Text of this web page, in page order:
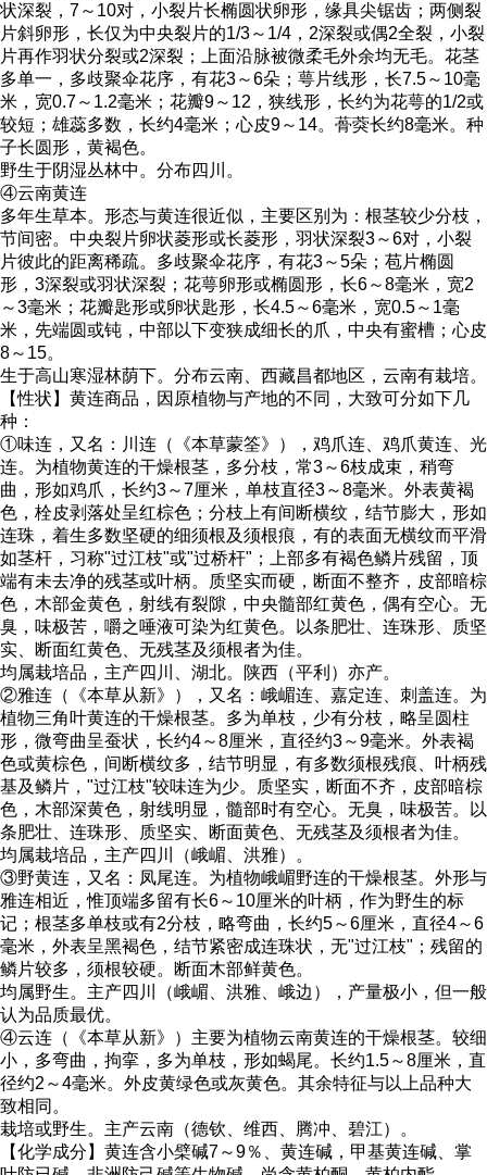
状深裂，7～10对，小裂片长椭圆状卵形，缘具尖锯齿；两侧裂
片斜卵形，长仅为中央裂片的1/3～1/4，2深裂或偶2全裂，小裂
片再作羽状分裂或2深裂；上面沿脉被微柔毛外余均无毛。花茎
多单一，多歧聚伞花序，有花3～6朵；萼片线形，长7.5～10毫
米，宽0.7～1.2毫米；花瓣9～12，狭线形，长约为花萼的1/2或
较短；雄蕊多数，长约4毫米；心皮9～14。蓇葖长约8毫米。种
子长圆形，黄褐色。
野生于阴湿丛林中。分布四川。
④云南黄连
多年生草本。形态与黄连很近似，主要区别为：根茎较少分枝，
节间密。中央裂片卵状菱形或长菱形，羽状深裂3～6对，小裂
片彼此的距离稀疏。多歧聚伞花序，有花3～5朵；苞片椭圆
形，3深裂或羽状深裂；花萼卵形或椭圆形，长6～8毫米，宽2
～3毫米；花瓣匙形或卵状匙形，长4.5～6毫米，宽0.5～1毫
米，先端圆或钝，中部以下变狭成细长的爪，中央有蜜槽；心皮
8～15。
生于高山寒湿林荫下。分布云南、西藏昌都地区，云南有栽培。
【性状】黄连商品，因原植物与产地的不同，大致可分如下几
种：
①味连，又名：川连（《本草蒙筌》），鸡爪连、鸡爪黄连、光
连。为植物黄连的干燥根茎，多分枝，常3～6枝成束，稍弯
曲，形如鸡爪，长约3～7厘米，单枝直径3～8毫米。外表黄褐
色，栓皮剥落处呈红棕色；分枝上有间断横纹，结节膨大，形如
连珠，着生多数坚硬的细须根及须根痕，有的表面无横纹而平滑
如茎杆，习称"过江枝"或"过桥杆"；上部多有褐色鳞片残留，顶
端有未去净的残茎或叶柄。质坚实而硬，断面不整齐，皮部暗棕
色，木部金黄色，射线有裂隙，中央髓部红黄色，偶有空心。无
臭，味极苦，嚼之唾液可染为红黄色。以条肥壮、连珠形、质坚
实、断面红黄色、无残茎及须根者为佳。
均属栽培品，主产四川、湖北。陕西（平利）亦产。
②雅连（《本草从新》），又名：峨嵋连、嘉定连、刺盖连。为
植物三角叶黄连的干燥根茎。多为单枝，少有分枝，略呈圆柱
形，微弯曲呈蚕状，长约4～8厘米，直径约3～9毫米。外表褐
色或黄棕色，间断横纹多，结节明显，有多数须根残痕、叶柄残
基及鳞片，"过江枝"较味连为少。质坚实，断面不齐，皮部暗棕
色，木部深黄色，射线明显，髓部时有空心。无臭，味极苦。以
条肥壮、连珠形、质坚实、断面黄色、无残茎及须根者为佳。
均属栽培品，主产四川（峨嵋、洪雅）。
③野黄连，又名：凤尾连。为植物峨嵋野连的干燥根茎。外形与
雅连相近，惟顶端多留有长6～10厘米的叶柄，作为野生的标
记；根茎多单枝或有2分枝，略弯曲，长约5～6厘米，直径4～6
毫米，外表呈黑褐色，结节紧密成连珠状，无"过江枝"；残留的
鳞片较多，须根较硬。断面木部鲜黄色。
均属野生。主产四川（峨嵋、洪雅、峨边），产量极小，但一般
认为品质最优。
④云连（《本草从新》）主要为植物云南黄连的干燥根茎。较细
小，多弯曲，拘挛，多为单枝，形如蝎尾。长约1.5～8厘米，直
径约2～4毫米。外皮黄绿色或灰黄色。其余特征与以上品种大
致相同。
栽培或野生。主产云南（德钦、维西、腾冲、碧江）。
【化学成分】黄连含小檗碱7～9％、黄连碱，甲基黄连碱、掌